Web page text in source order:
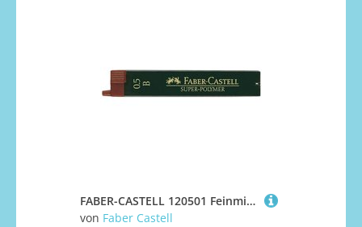
FABER-CASTELL 120501 Feinmine SUPER POLYMER 0,5mm B
von Faber Castell